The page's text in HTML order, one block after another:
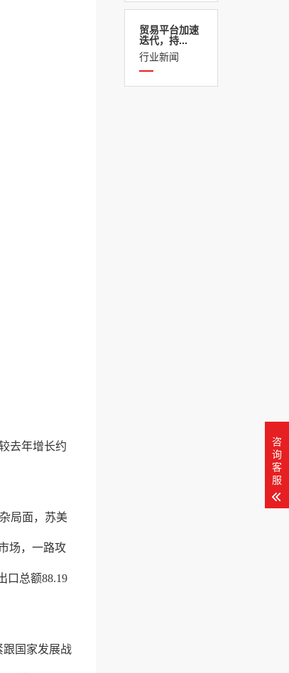
贸易平台加速
迭代，持...
行业新闻
去年增长约
局面，苏美
场，一路攻
口总额88.19
跟国家发展战
咨
询
客
服